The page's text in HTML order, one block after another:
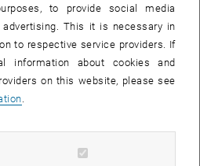
© privat
seine Dissertation "WKB-based
oscillatory differential equations"
to provide social media
This it is necessary in
to respective service providers. If
information about cookies and
on this website, please see
.
mandatory cookies